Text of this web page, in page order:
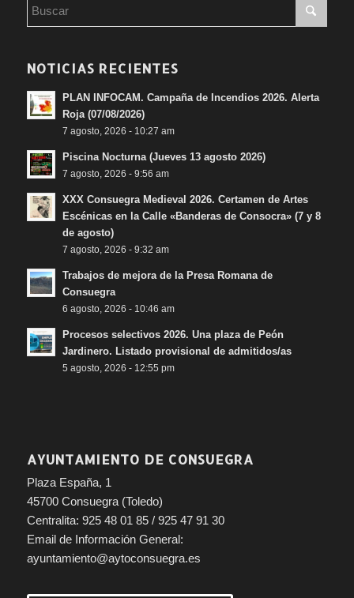
NOTICIAS RECIENTES
PLAN INFOCAM. Campaña de Incendios 2026. Alerta
Roja (07/08/2026)
7 agosto, 2026 - 10:27 am
Piscina Nocturna (Jueves 13 agosto 2026)
7 agosto, 2026 - 9:56 am
XXX Consuegra Medieval 2026. Certamen de Artes
Escénicas en la Calle «Banderas de Consocra» (7 y 8
de agosto)
7 agosto, 2026 - 9:32 am
Trabajos de mejora de la Presa Romana de
Consuegra
6 agosto, 2026 - 10:46 am
Procesos selectivos 2026. Una plaza de Peón
Jardinero. Listado provisional de admitidos/as
5 agosto, 2026 - 12:55 pm
AYUNTAMIENTO DE CONSUEGRA
Plaza España, 1
45700 Consuegra (Toledo)
Centralita: 925 48 01 85 / 925 47 91 30
Email de Información General:
ayuntamiento@aytoconsuegra.es